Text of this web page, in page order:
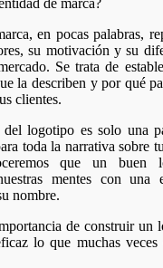
de marca?
en pocas palabras,
su motivación y su
Se trata de
la describen y por qué
clientes.
logotipo es solo una
toda la narrativa sobre
que un buen
mentes con una
nombre.
de construir un
lo que muchas veces